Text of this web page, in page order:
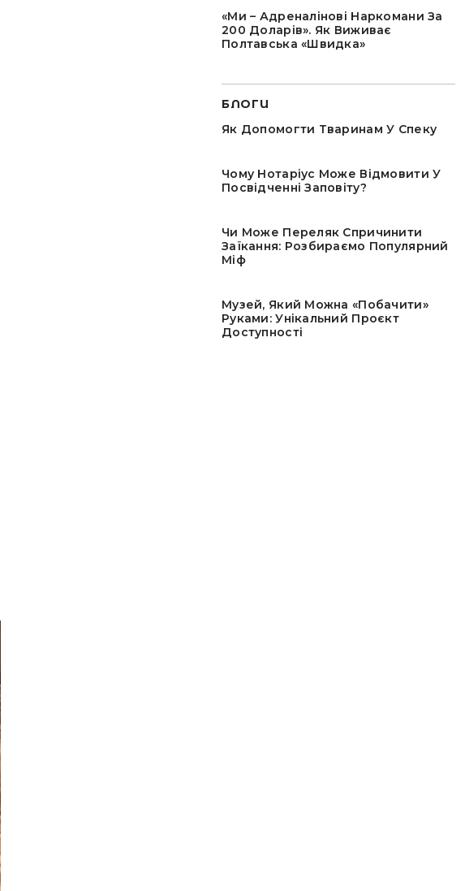
«Ми – Адреналінові Наркомани За
200 Доларів». Як Виживає
Полтавська «швидка»
БЛОГИ
Як Допомогти Тваринам У Спеку
Чому Нотаріус Може Відмовити У
Посвідченні Заповіту?
Чи Може Переляк Спричинити
Заїкання: Розбираємо Популярний
Міф
Музей, Який Можна «побачити»
Руками: Унікальний Проєкт
Доступності